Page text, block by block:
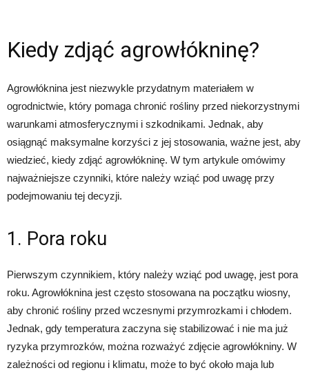
Kiedy zdjąć agrowłókninę?
Agrowłóknina jest niezwykle przydatnym materiałem w
ogrodnictwie, który pomaga chronić rośliny przed niekorzystnymi
warunkami atmosferycznymi i szkodnikami. Jednak, aby
osiągnąć maksymalne korzyści z jej stosowania, ważne jest, aby
wiedzieć, kiedy zdjąć agrowłókninę. W tym artykule omówimy
najważniejsze czynniki, które należy wziąć pod uwagę przy
podejmowaniu tej decyzji.
1. Pora roku
Pierwszym czynnikiem, który należy wziąć pod uwagę, jest pora
roku. Agrowłóknina jest często stosowana na początku wiosny,
aby chronić rośliny przed wczesnymi przymrozkami i chłodem.
Jednak, gdy temperatura zaczyna się stabilizować i nie ma już
ryzyka przymrozków, można rozważyć zdjęcie agrowłókniny. W
zależności od regionu i klimatu, może to być około maja lub